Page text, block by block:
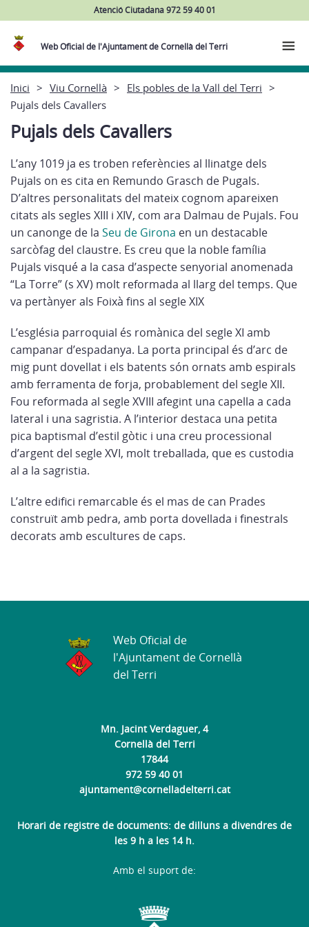
Atenció Ciutadana 972 59 40 01
Web Oficial de l'Ajuntament de Cornellà del Terri
Inici Viu Cornellà
Els pobles de la Vall del Terri
Pujals dels Cavallers
Pujals dels Cavallers
L’any 1019 ja es troben referències al llinatge dels
Pujals on es cita en Remundo Grasch de Pugals.
D’altres personalitats del mateix cognom apareixen
citats als segles XIII i XIV, com ara Dalmau de Pujals. Fou
un canonge de la Seu de Girona en un destacable
sarcòfag del claustre. Es creu que la noble família
Pujals visqué a la casa d’aspecte senyorial anomenada
“La Torre” (s XV) molt reformada al llarg del temps. Que
va pertànyer als Foixà fins al segle XIX
L’església parroquial és romànica del segle XI amb
campanar d’espadanya. La porta principal és d’arc de
mig punt dovellat i els batents són ornats amb espirals
amb ferramenta de forja, probablement del segle XII.
Fou reformada al segle XVIII afegint una capella a cada
lateral i una sagristia. A l’interior destaca una petita
pica baptismal d’estil gòtic i una creu processional
d’argent del segle XVI, molt treballada, que es custodia
al a la sagristia.
L’altre edifici remarcable és el mas de can Prades
construït amb pedra, amb porta dovellada i finestrals
decorats amb escultures de caps.
Mn. Jacint Verdaguer, 4
Cornellà del Terri
17844
972 59 40 01
ajuntament@cornelladelterri.cat
Horari de registre de documents: de dilluns a divendres de
les 9 h a les 14 h.
Web Oficial de
l'Ajuntament de Cornellà
del Terri
Amb el suport de: